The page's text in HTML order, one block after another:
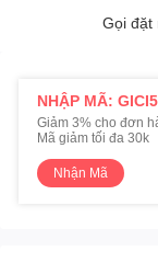
Gọi đặt
NHẬP MÃ: GICI5
Giảm 3% cho đơn
Mã giảm tối đa 30k
Nhận Mã